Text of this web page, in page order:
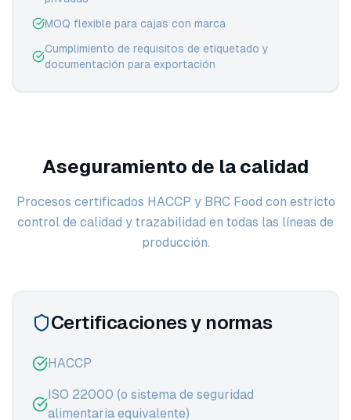
MOQ flexible para cajas con marca
Cumplimiento de requisitos de etiquetado y
documentación para exportación
Aseguramiento de la calidad
Procesos certificados HACCP y BRC Food con estricto
control de calidad y trazabilidad en todas las líneas de
producción.
Certificaciones y normas
HACCP
ISO 22000 (o sistema de seguridad
alimentaria equivalente)